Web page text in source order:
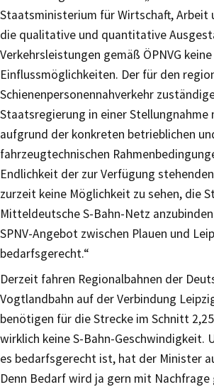
Staatsministerium für Wirtschaft, Arbeit
die qualitative und quantitative
Verkehrsleistungen gemäß ÖPNVG
Einflussmöglichkeiten. Der für den
Schienenpersonennahverkehr
Staatsregierung in einer
aufgrund der konkreten betrieblichen
fahrzeugtechnischen
Endlichkeit der zur Verfügung
zurzeit keine Möglichkeit zu sehen, die
Mitteldeutsche S-Bahn-Netz
SPNV-Angebot zwischen Plauen und
bedarfsgerecht.“
Derzeit fahren Regionalbahnen der
Vogtlandbahn auf der Verbindung
benötigen für die Strecke im Schnitt
wirklich keine S-Bahn-Geschwindigkeit.
es bedarfsgerecht ist, hat der Minister
Denn Bedarf wird ja gern mit